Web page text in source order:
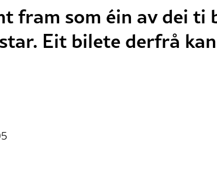
fram som éin av dei ti
Eit bilete derfrå